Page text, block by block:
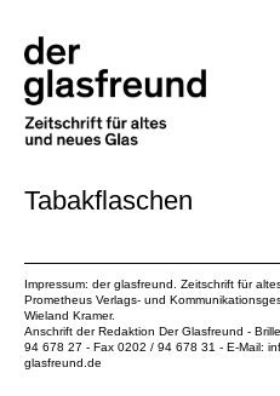
Tabakflaschen
Impressum: der glasfreund. Zeitschrift für
Prometheus Verlags- und
Wieland Kramer.
Anschrift der Redaktion Der Glasfreund -
94 678 27 - Fax 0202 / 94 678 31 - E-Mail:
glasfreund.de